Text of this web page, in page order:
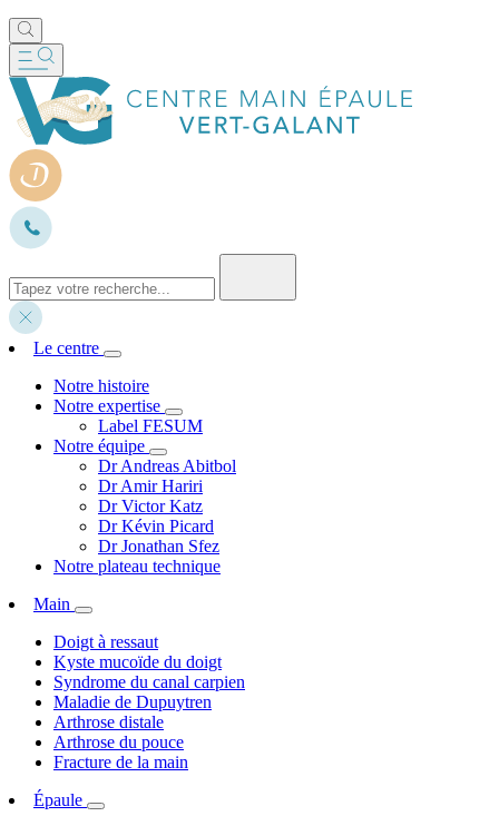
Le centre
Notre histoire
Notre expertise
Label FESUM
Notre équipe
Dr Andreas Abitbol
Dr Amir Hariri
Dr Victor Katz
Dr Kévin Picard
Dr Jonathan Sfez
Notre plateau technique
Main
Doigt à ressaut
Kyste mucoïde du doigt
Syndrome du canal carpien
Maladie de Dupuytren
Arthrose distale
Arthrose du pouce
Fracture de la main
Épaule